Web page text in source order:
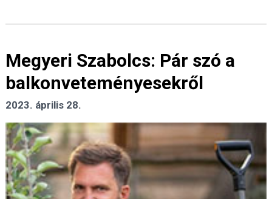
Megyeri Szabolcs: Pár szó a
balkonveteményesekről
2023. április 28.